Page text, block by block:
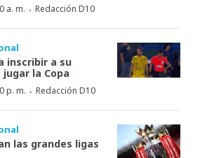
a. m. · Redacción D10
inscribir a su
la Copa
p. m. · Redacción D10
las grandes ligas